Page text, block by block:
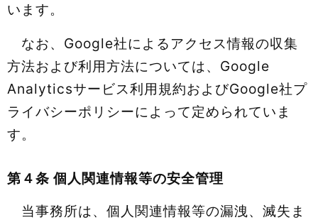
います。
なお、Google社によるアクセス情報の収集
方法および利用方法については、Google
Analyticsサービス利用規約およびGoogle社プ
ライバシーポリシーによって定められていま
す。
第４条 個人関連情報等の安全管理
当事務所は、個人関連情報等の漏洩、滅失ま